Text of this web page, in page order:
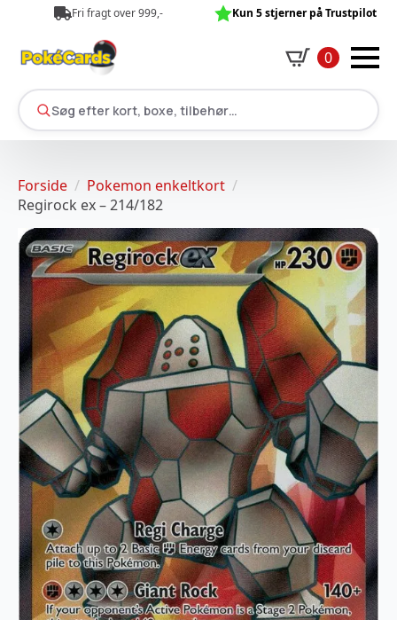
Fri fragt over 999,- Kun 5 stjerner på Trustpilot
0
Søg efter kort, boxe, tilbehør…
Forside
Pokemon enkeltkort
Regirock ex – 214/182